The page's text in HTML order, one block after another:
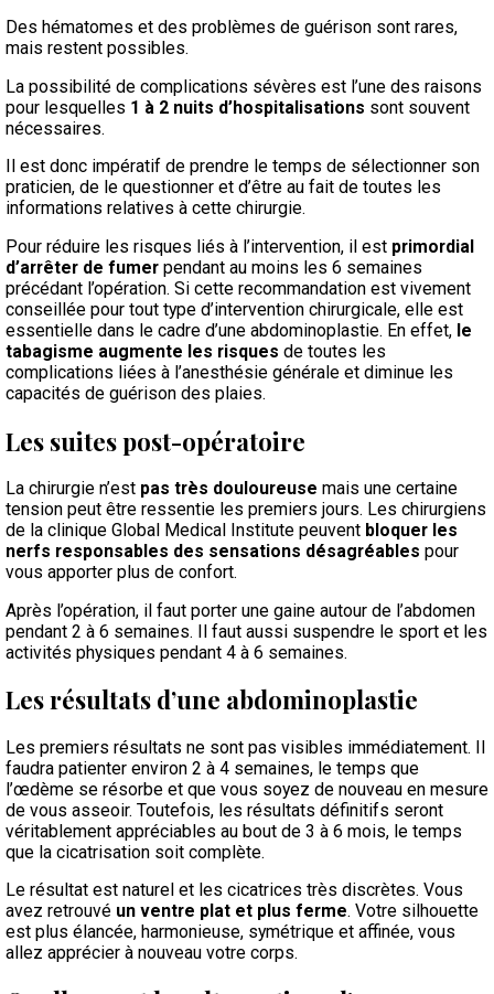
Des hématomes et des problèmes de guérison sont rares,
mais restent possibles.
La possibilité de complications sévères est l’une des raisons
pour lesquelles 1 à 2 nuits d’hospitalisations sont souvent
nécessaires.
Il est donc impératif de prendre le temps de sélectionner son
praticien, de le questionner et d’être au fait de toutes les
informations relatives à cette chirurgie.
Pour réduire les risques liés à l’intervention, il est primordial
d’arrêter de fumer pendant au moins les 6 semaines
précédant l’opération. Si cette recommandation est vivement
conseillée pour tout type d’intervention chirurgicale, elle est
essentielle dans le cadre d’une abdominoplastie. En effet, le
tabagisme augmente les risques de toutes les
complications liées à l’anesthésie générale et diminue les
capacités de guérison des plaies.
Les suites post-opératoire
La chirurgie n’est pas très douloureuse mais une certaine
tension peut être ressentie les premiers jours. Les chirurgiens
de la clinique Global Medical Institute peuvent bloquer les
nerfs responsables des sensations désagréables pour
vous apporter plus de confort.
Après l’opération, il faut porter une gaine autour de l’abdomen
pendant 2 à 6 semaines. Il faut aussi suspendre le sport et les
activités physiques pendant 4 à 6 semaines.
Les résultats d’une abdominoplastie
Les premiers résultats ne sont pas visibles immédiatement. Il
faudra patienter environ 2 à 4 semaines, le temps que
l’œdème se résorbe et que vous soyez de nouveau en mesure
de vous asseoir. Toutefois, les résultats définitifs seront
véritablement appréciables au bout de 3 à 6 mois, le temps
que la cicatrisation soit complète.
Le résultat est naturel et les cicatrices très discrètes. Vous
avez retrouvé un ventre plat et plus ferme. Votre silhouette
est plus élancée, harmonieuse, symétrique et affinée, vous
allez apprécier à nouveau votre corps.